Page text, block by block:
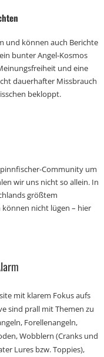
und können auch Berichte
bunter Angel-Kosmos
und eine
dauerhafter Missbrauch
bekloppt.
Community um
wir uns nicht so allein. In
größtem
können nicht lügen – hier
mit klarem Fokus aufs
sind prall mit Themen zu
Forellenangeln,
Wobblern (Cranks und
Lures bzw. Toppies),